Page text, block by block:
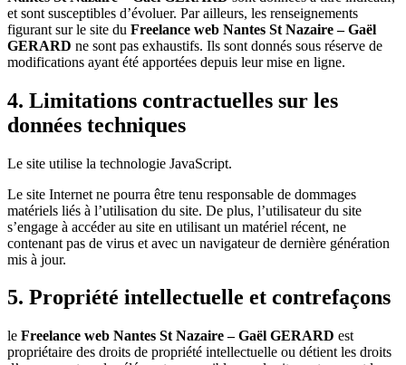
et sont susceptibles d’évoluer. Par ailleurs, les renseignements
figurant sur le site du Freelance web Nantes St Nazaire – Gaël
GERARD ne sont pas exhaustifs. Ils sont donnés sous réserve de
modifications ayant été apportées depuis leur mise en ligne.
4. Limitations contractuelles sur les
données techniques
Le site utilise la technologie JavaScript.
Le site Internet ne pourra être tenu responsable de dommages
matériels liés à l’utilisation du site. De plus, l’utilisateur du site
s’engage à accéder au site en utilisant un matériel récent, ne
contenant pas de virus et avec un navigateur de dernière génération
mis à jour.
5. Propriété intellectuelle et contrefaçons
le Freelance web Nantes St Nazaire – Gaël GERARD est
propriétaire des droits de propriété intellectuelle ou détient les droits